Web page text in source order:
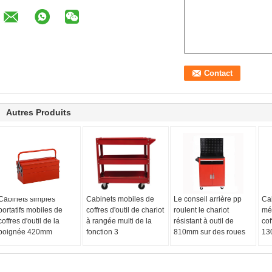
Autres Produits
simples
mobiles de
d'outil de la
420mm
Cabinets mobiles de
coffres d'outil de chariot
à rangée multi de la
fonction 3
Le conseil arrière pp
roulent le chariot
résistant à outil de
810mm sur des roues